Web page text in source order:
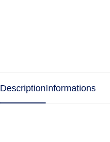
DescriptionInformations